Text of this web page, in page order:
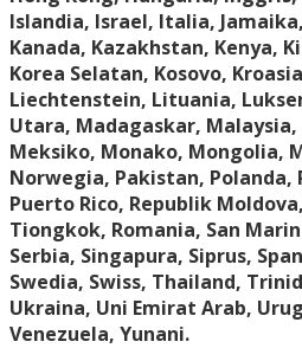
Islandia, Israel, Italia,
Kanada, Kazakhstan, Kenya,
Korea Selatan, Kosovo,
Liechtenstein, Lituania,
Utara, Madagaskar,
Meksiko, Monako, Mongolia,
Norwegia, Pakistan, Polanda,
Puerto Rico, Republik
Tiongkok, Romania, San
Serbia, Singapura, Siprus,
Swedia, Swiss, Thailand,
Ukraina, Uni Emirat Arab,
Venezuela, Yunani.